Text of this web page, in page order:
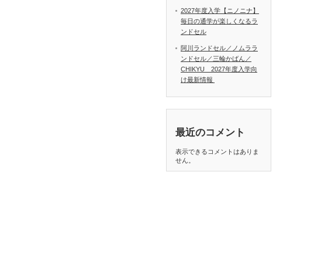
2027年度入学【ニノニナ】
毎日の通学が楽しくなるラ
ンドセル
阿川ランドセル／ノムララ
ンドセル／三輪かばん／
CHIKYU 2027年度入学向
け最新情報
最近のコメント
表示できるコメントはありま
せん。